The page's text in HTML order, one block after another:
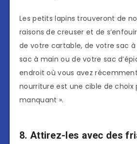
Les petits lapins trouveront de
raisons de creuser et de
de votre cartable, de votre sac à
sac à main ou de votre sac
endroit où vous avez
nourriture est une cible de choix
manquant ».
8. Attirez-les avec des